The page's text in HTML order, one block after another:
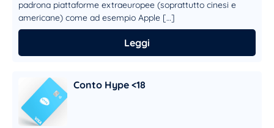
padrona piattaforme extraeuropee (soprattutto cinesi e
americane) come ad esempio Apple […]
Leggi
Conto Hype <18